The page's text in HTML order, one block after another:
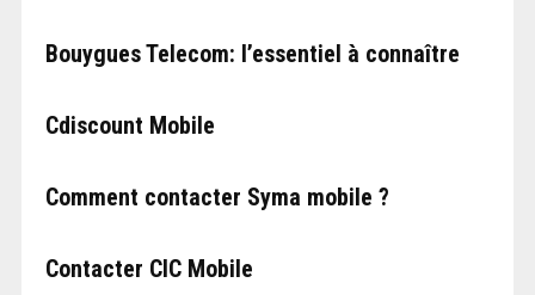
Bouygues Telecom: l’essentiel à connaître
Cdiscount Mobile
Comment contacter Syma mobile ?
Contacter CIC Mobile